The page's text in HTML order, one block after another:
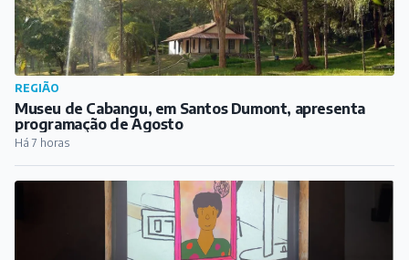
REGIÃO
Museu de Cabangu, em Santos Dumont, apresenta
programação de Agosto
Há 7 horas